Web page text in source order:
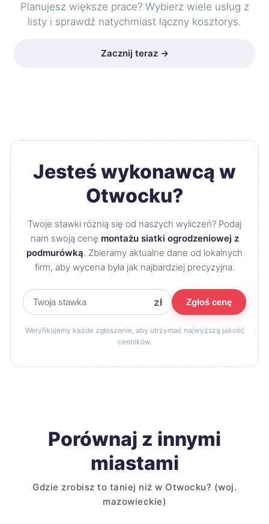
Planujesz większe prace? Wybierz wiele usług z
listy i sprawdź natychmiast łączny kosztorys.
Zacznij teraz →
Jesteś wykonawcą w
Otwocku?
Twoje stawki różnią się od naszych wyliczeń? Podaj
nam swoją cenę montażu siatki ogrodzeniowej z
podmurówką. Zbieramy aktualne dane od lokalnych
firm, aby wycena była jak najbardziej precyzyjna.
zł Zgłoś cenę
Weryfikujemy każde zgłoszenie, aby utrzymać najwyższą jakość
cenników.
Porównaj z innymi
miastami
Gdzie zrobisz to taniej niż w Otwocku? (woj.
mazowieckie)